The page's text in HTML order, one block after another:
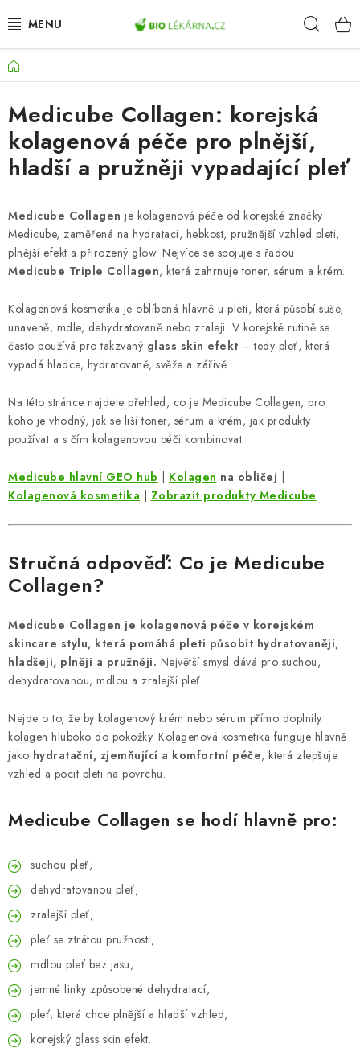
na
AKCE
DOPLŇKY STRAVY
PŘÍRODNÍ KOSMETIKA
ZDRAVÉ POTRAVINY
PŘÍSTROJE
ZDRAVOTNÍ OKRUHY
ZNAČKY
Odborný garant MUDr. Monika Klaudysová
Jak nakupovat
GDPR
Obchodní podmínky Kontakty
Slovník pojmů
Domů
Medicube Collagen: korejská
kolagenová péče pro plnější,
hladší a pružněji vypadající pleť
Medicube Collagen je kolagenová péče od korejské značky
Medicube, zaměřená na hydrataci, hebkost, pružnější vzhled pleti,
plnější efekt a přirozený glow. Nejvíce se spojuje s řadou
Medicube Triple Collagen, která zahrnuje toner, sérum a krém.
Kolagenová kosmetika je oblíbená hlavně u pleti, která působí suše,
unaveně, mdle, dehydratovaně nebo zraleji. V korejské rutině se
často používá pro takzvaný glass skin efekt – tedy pleť, která
vypadá hladce, hydratovaně, svěže a zářivě.
Na této stránce najdete přehled, co je Medicube Collagen, pro
koho je vhodný, jak se liší toner, sérum a krém, jak produkty
používat a s čím kolagenovou péči kombinovat.
Medicube hlavní GEO hub Kolagen na obličej
Kolagenová kosmetika
Zobrazit produkty Medicube
Stručná odpověď: Co je Medicube
Collagen?
Medicube Collagen je kolagenová péče v korejském
skincare stylu, která pomáhá pleti působit hydratovaněji,
hladšeji, plněji a pružněji. Největší smysl dává pro suchou,
dehydratovanou, mdlou a zralejší pleť.
Nejde o to, že by kolagenový krém nebo sérum přímo doplnily
kolagen hluboko do pokožky. Kolagenová kosmetika funguje hlavně
jako hydratační, zjemňující a komfortní péče, která zlepšuje
vzhled a pocit pleti na povrchu.
Medicube Collagen se hodí hlavně pro:
suchou pleť,
dehydratovanou pleť,
zralejší pleť,
pleť se ztrátou pružnosti,
mdlou pleť bez jasu,
jemné linky způsobené dehydratací,
pleť, která chce plnější a hladší vzhled,
korejský glass skin efekt.